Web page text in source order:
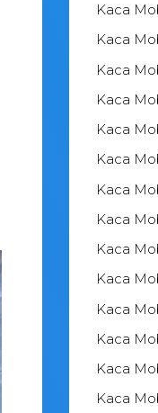
Kaca
Kaca
Kaca
Kaca
Kaca
Kaca
Kaca
Kaca
Kaca
Kaca
Kaca
Kaca
Kaca
Kaca